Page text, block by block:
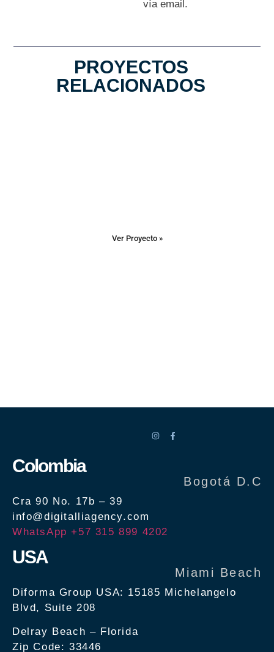
vía email.
PROYECTOS
RELACIONADOS
Ver Proyecto »
Ver Proyecto »
Colombia
Bogotá D.C
Cra 90 No. 17b – 39
info@digitalliagency.com
WhatsApp +57 315 899 4202
USA
Miami Beach
Diforma Group USA: 15185 Michelangelo
Blvd, Suite 208
Delray Beach – Florida
Zip Code: 33446